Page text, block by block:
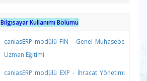
Bilgisayar Kullanımı Bölümü
caniasERP modülü FIN - Genel Muhasebe
Uzman Eğitimi
caniasERP modülü EXP - İhracat Yönetimi